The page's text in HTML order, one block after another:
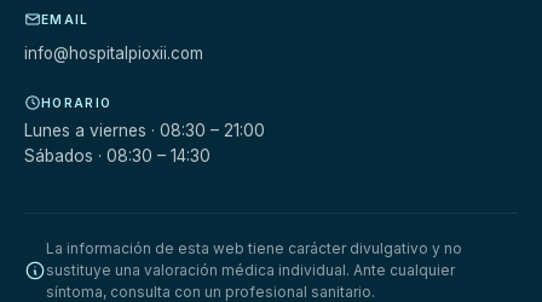
EMAIL
info@hospitalpioxii.com
HORARIO
Lunes a viernes · 08:30 – 21:00
Sábados · 08:30 – 14:30
La información de esta web tiene carácter divulgativo y no
sustituye una valoración médica individual. Ante cualquier
síntoma, consulta con un profesional sanitario.